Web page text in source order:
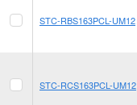
STC-RBS163PCL-UM12
STC-RCS163PCL-UM12